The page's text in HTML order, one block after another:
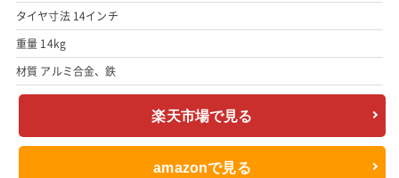
タイヤ寸法 14インチ
重量 14kg
材質 アルミ合金、鉄
楽天市場で見る
amazonで見る